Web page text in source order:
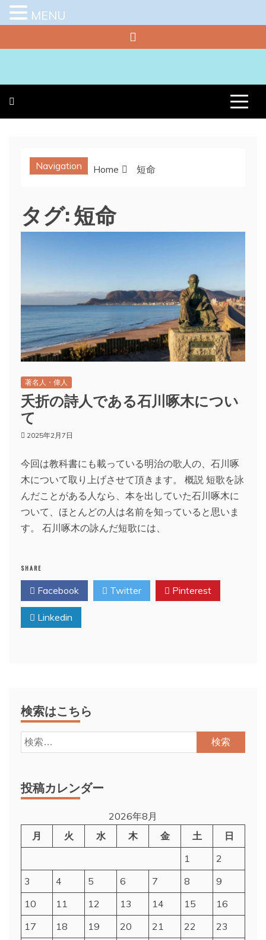
to
Navigation Home 短命
タグ:短命
著名人・偉人
夭折の詩人である石川啄木につい
て
2025年2月7日
今回は教科書にも載っている明治の歌人の、石川啄
木について取り上げさせて頂きます。 概説 短歌を詠
んだことがある人なら、本を出していた石川啄木に
ついて、ほとんどの人は名前を知っていると思いま
す。 石川啄木の詠んだ短歌には、
SHARE
Facebook Twitter Pinterest
Linkedin
検索はこちら
検
索:
投稿カレンダー
2026年8月
月
火 水 木 金 土
日
1
2
3
4 5 6 7 8
9
10
11 12 13 14 15
16
17
18 19 20 21 22
23
MENU